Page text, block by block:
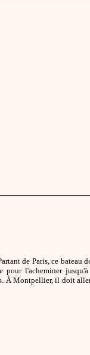
de Paris, ce bateau
pour l'acheminer
À Montpellier, il doit